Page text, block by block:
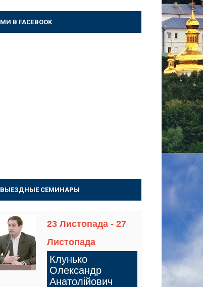
МИ В FACEBOOK
ВЫЕЗДНЫЕ СЕМИНАРЫ
23 Листопада - 27
Листопада
Клунько
Олександр
Анатолійович